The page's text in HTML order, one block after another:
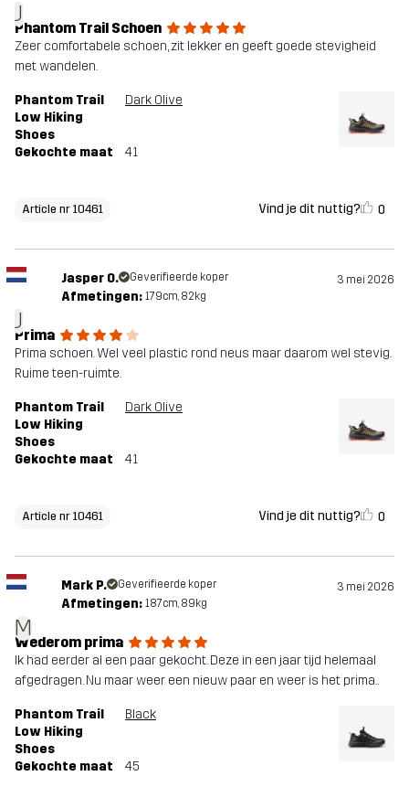
J
Phantom Trail Schoen
Zeer comfortabele schoen, zit lekker en geeft goede stevigheid
met wandelen.
Phantom Trail
Low Hiking
Shoes
Dark Olive
Gekochte maat 41
Article nr 10461 Vind je dit nuttig? 0
J
Jasper O. Geverifieerde koper 3 mei 2026
Afmetingen: 179cm, 82kg
Prima
Prima schoen. Wel veel plastic rond neus maar daarom wel stevig.
Ruime teen-ruimte.
Phantom Trail
Low Hiking
Shoes
Dark Olive
Gekochte maat 41
Article nr 10461 Vind je dit nuttig? 0
M
Mark P. Geverifieerde koper 3 mei 2026
Afmetingen: 187cm, 89kg
Wederom prima
Ik had eerder al een paar gekocht. Deze in een jaar tijd helemaal
afgedragen. Nu maar weer een nieuw paar en weer is het prima..
Phantom Trail
Low Hiking
Shoes
Black
Gekochte maat 45